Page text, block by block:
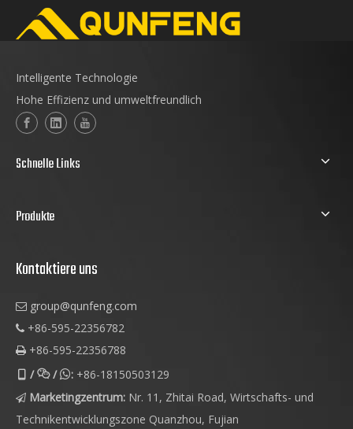
Intelligente Technologie
Hohe Effizienz und umweltfreundlich
Schnelle Links
Produkte
Kontaktiere uns
 group@qunfeng.com
 +86-595-22356782
 +86-595-22356788
 //: +86-18150503129
 Marketingzentrum: Nr. 11, Zhitai Road, Wirtschafts- und
Technikentwicklungszone Quanzhou, Fujian